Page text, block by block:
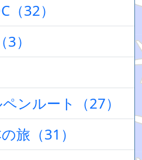
32）
）
ンルート（27）
旅（31）